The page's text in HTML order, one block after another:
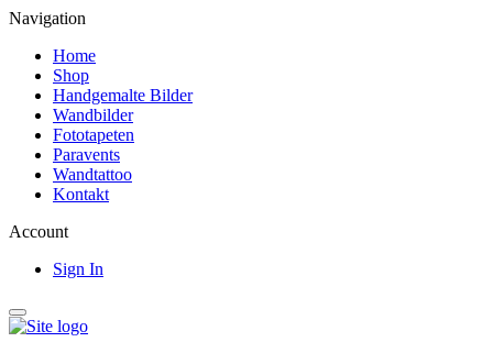
Navigation
Home
Shop
Handgemalte Bilder
Wandbilder
Fototapeten
Paravents
Wandtattoo
Kontakt
Account
Sign In